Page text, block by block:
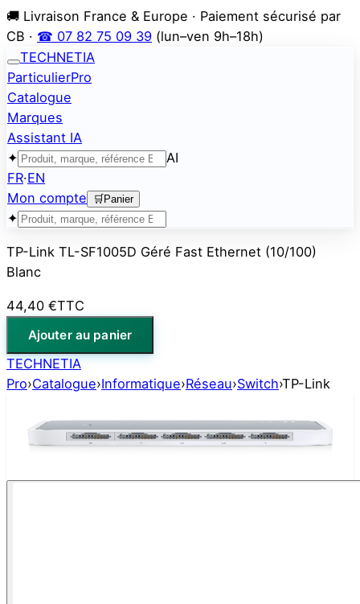
🚚 Livraison France & Europe · Paiement sécurisé par
CB · ☎ 07 82 75 09 39 (lun–ven 9h–18h)
TECHNETIA
ParticulierPro
Catalogue
Marques
Assistant IA
✦
AI
FR·EN
Mon compte
🛒 Panier
✦
TP-Link TL-SF1005D Géré Fast Ethernet (10/100)
Blanc
44,40 €TTC
Ajouter au panier
TECHNETIA
Pro›Catalogue›Informatique›Réseau›Switch›TP-Link